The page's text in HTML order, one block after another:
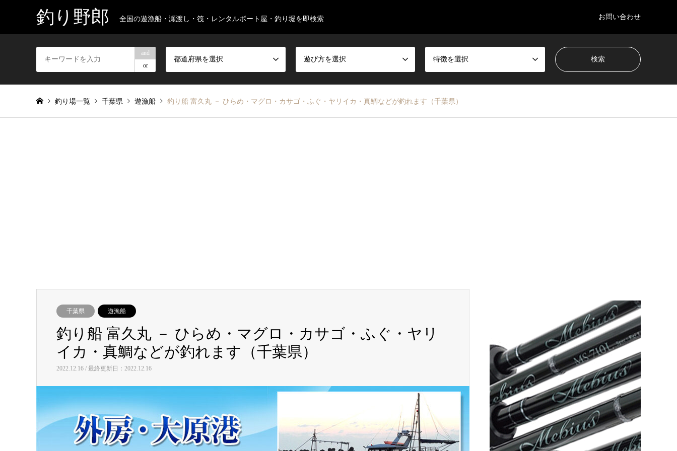
釣り野郎 全国の遊漁船・瀬渡し・筏・レンタルボート屋・釣り堀を即検索 お問い合わせ
and
or
都道府県を選択 遊び方を選択 特徴を選択
釣り場一覧 千葉県 遊漁船 釣り船 富久丸 － ひらめ・マグロ・カサゴ・ふぐ・ヤリイカ・真鯛などが釣れます（千葉県）
千葉県 遊漁船
釣り船 富久丸 － ひらめ・マグロ・カサゴ・ふぐ・ヤリ
イカ・真鯛などが釣れます（千葉県）
2022.12.16 / 最終更新日：2022.12.16